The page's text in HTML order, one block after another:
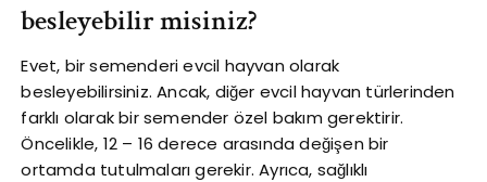
besleyebilir misiniz?
Evet, bir semenderi evcil hayvan olarak
besleyebilirsiniz. Ancak, diğer evcil hayvan türlerinden
farklı olarak bir semender özel bakım gerektirir.
Öncelikle, 12 – 16 derece arasında değişen bir
ortamda tutulmaları gerekir. Ayrıca, sağlıklı